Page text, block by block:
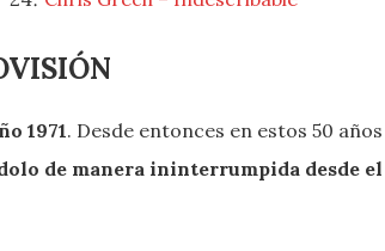
1971. Desde entonces en estos 50 años
de manera ininterrumpida desde el